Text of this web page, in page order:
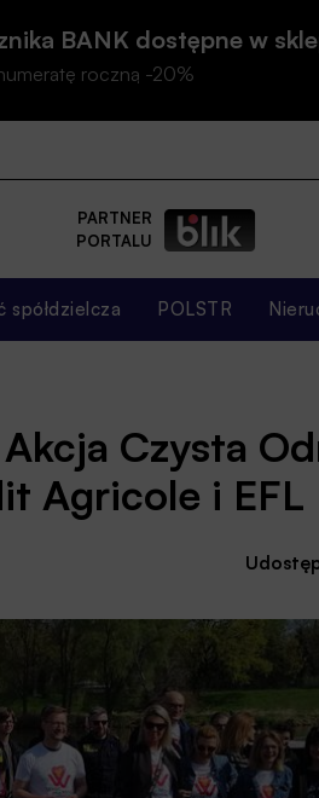
BANK dostępne w
roczną -20%
PARTNER
PORTALU
spółdzielcza POLSTR
Czysta
Agricole i EFL